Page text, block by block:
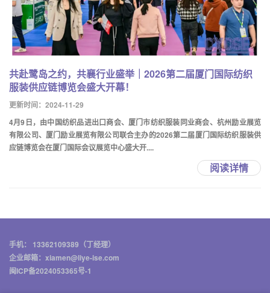
共赴鹭岛之约，共襄行业盛举｜2026第二届厦门国际纺织
服装供应链博览会盛大开幕！
更新时间：2024-11-29
4月9日，由中国纺织品进出口商会、厦门市纺织服装同业商会、杭州励业展览
有限公司、厦门励业展览有限公司联合主办的2026第二届厦门国际纺织服装供
应链博览会在厦门国际会议展览中心盛大开....
阅读详情
手机： 13362109389（丁经理）
企业邮箱：xiamen@liye-ise.com
闽ICP备2024053365号-1